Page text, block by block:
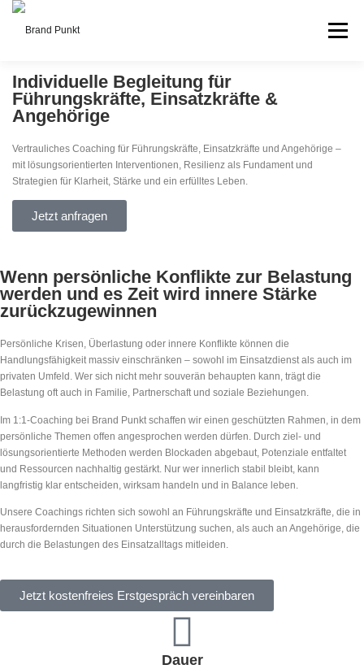
Menü
FEUERWEHR & BOS PODCAST ÜBER UNS
KONTAKT
Individuelle Begleitung für
Führungskräfte, Einsatzkräfte &
Angehörige
Vertrauliches Coaching für Führungskräfte, Einsatzkräfte und Angehörige –
mit lösungsorientierten Interventionen, Resilienz als Fundament und
Strategien für Klarheit, Stärke und ein erfülltes Leben.
Jetzt anfragen
Wenn persönliche Konflikte zur Belastung
werden und es Zeit wird innere Stärke
zurückzugewinnen
Persönliche Krisen, Überlastung oder innere Konflikte können die
Handlungsfähigkeit massiv einschränken – sowohl im Einsatzdienst als auch im
privaten Umfeld. Wer sich nicht mehr souverän behaupten kann, trägt die
Belastung oft auch in Familie, Partnerschaft und soziale Beziehungen.
Im 1:1-Coaching bei Brand Punkt schaffen wir einen geschützten Rahmen, in dem
persönliche Themen offen angesprochen werden dürfen. Durch ziel- und
lösungsorientierte Methoden werden Blockaden abgebaut, Potenziale entfaltet
und Ressourcen nachhaltig gestärkt. Nur wer innerlich stabil bleibt, kann
langfristig klar entscheiden, wirksam handeln und in Balance leben.
Unsere Coachings richten sich sowohl an Führungskräfte und Einsatzkräfte, die in
herausfordernden Situationen Unterstützung suchen, als auch an Angehörige, die
durch die Belastungen des Einsatzalltags mitleiden.
Jetzt kostenfreies Erstgespräch vereinbaren
Dauer